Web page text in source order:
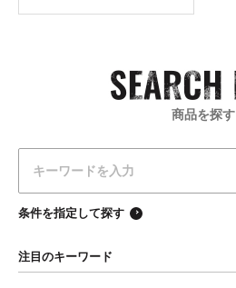
商品を探す
条件を指定して探す
注目のキーワード